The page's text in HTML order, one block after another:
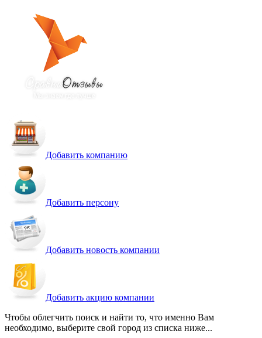
Добавить компанию
Добавить персону
Добавить новость компании
Добавить акцию компании
Чтобы облегчить поиск и найти то, что именно Вам
необходимо, выберите свой город из списка ниже...